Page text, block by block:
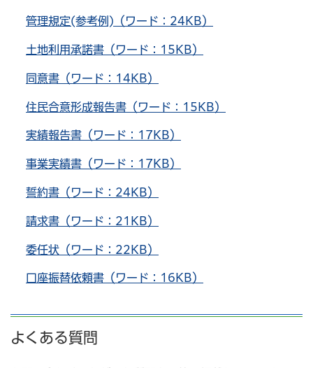
管理規定(参考例)（ワード：24KB）
土地利用承諾書（ワード：15KB）
同意書（ワード：14KB）
住民合意形成報告書（ワード：15KB）
実績報告書（ワード：17KB）
事業実績書（ワード：17KB）
誓約書（ワード：24KB）
請求書（ワード：21KB）
委任状（ワード：22KB）
口座振替依頼書（ワード：16KB）
よくある質問